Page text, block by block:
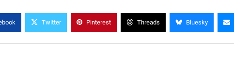
Twitter Pinterest Threads Bluesky